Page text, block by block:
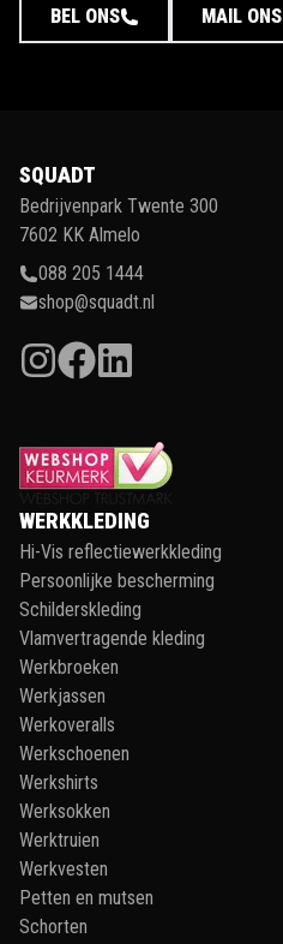
BEL ONS MAIL ONS
SQUADT
Bedrijvenpark Twente 300
7602 KK Almelo
088 205 1444
shop@squadt.nl
WERKKLEDING
Hi-Vis reflectiewerkkleding
Persoonlijke bescherming
Schilderskleding
Vlamvertragende kleding
Werkbroeken
Werkjassen
Werkoveralls
Werkschoenen
Werkshirts
Werksokken
Werktruien
Werkvesten
Petten en mutsen
Schorten